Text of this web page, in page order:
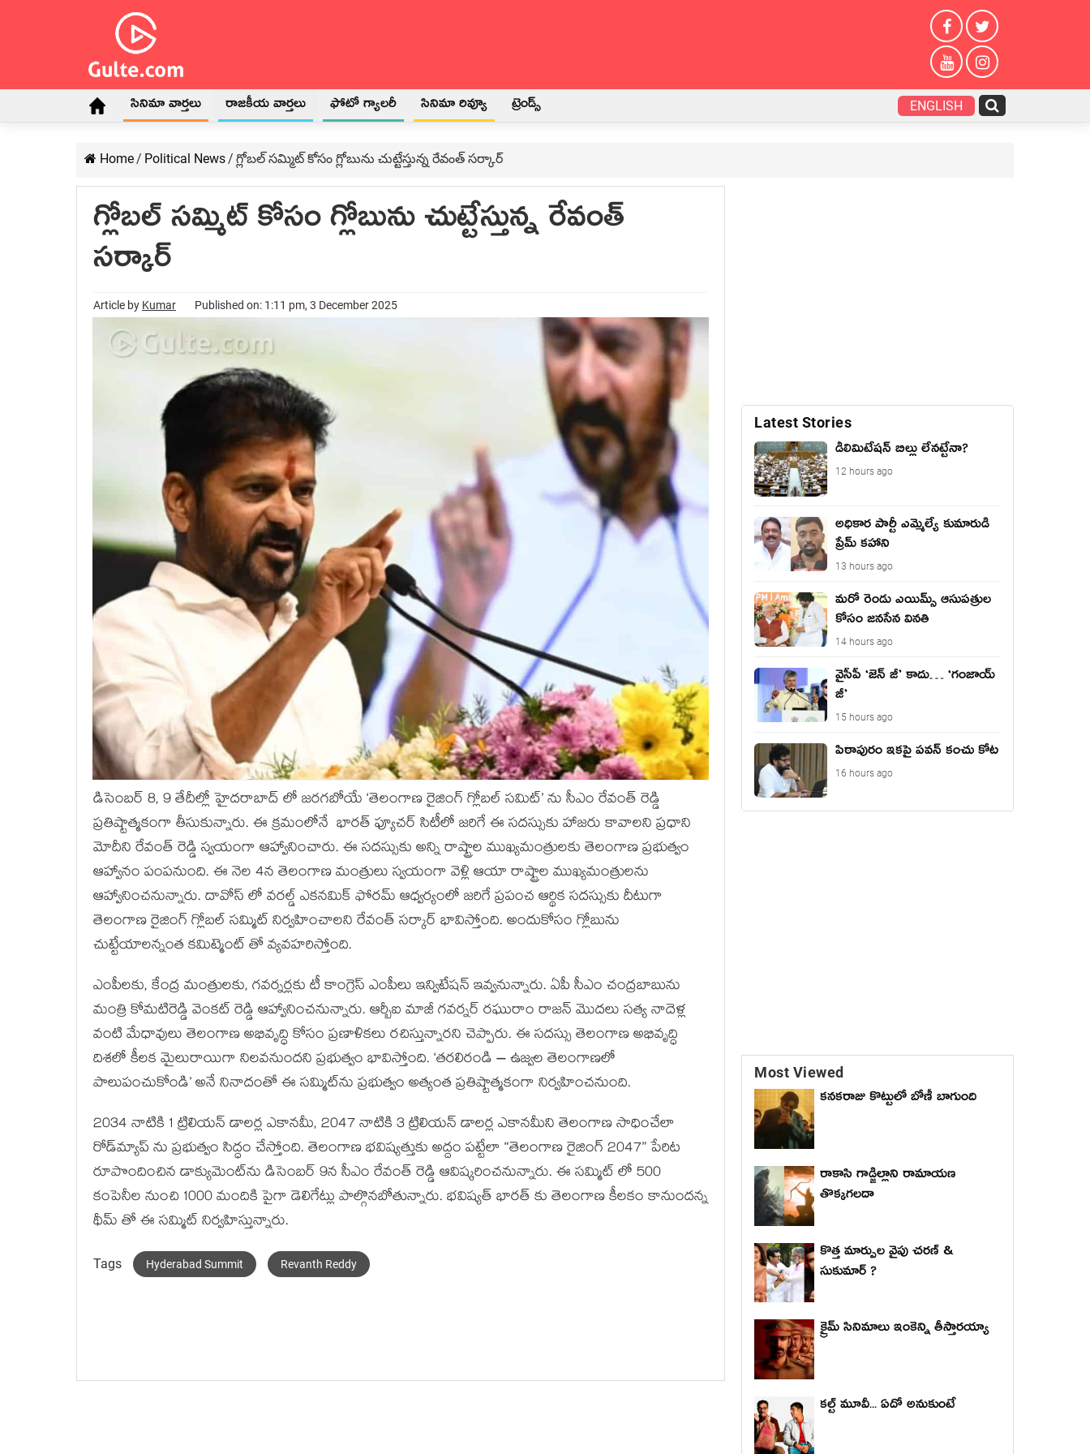
సినిమా వార్తలు రాజకీయ వార్తలు ఫోటో గ్యాలరీ సినిమా రివ్యూ ట్రెండ్స్ ENGLISH
Home/ Political News/ గ్లోబల్ సమ్మిట్ కోసం గ్లోబును చుట్టేస్తున్న రేవంత్ సర్కార్
గ్లోబల్ సమ్మిట్ కోసం గ్లోబును చుట్టేస్తున్న రేవంత్
సర్కార్
Article by Kumar Published on: 1:11 pm, 3 December 2025
డిసెంబర్ 8, 9 తేదీల్లో హైదరాబాద్ లో జరగబోయే ‘తెలంగాణ రైజింగ్ గ్లోబల్ సమిట్’ ను సీఎం రేవంత్ రెడ్డి
ప్రతిష్టాత్మకంగా తీసుకున్నారు. ఈ క్రమంలోనే భారత్ ఫ్యూచర్ సిటీలో జరిగే ఈ సదస్సుకు హాజరు కావాలని ప్రధాని
మోదీని రేవంత్ రెడ్డి స్వయంగా ఆహ్వానించారు. ఈ సదస్సుకు అన్ని రాష్ట్రాల ముఖ్యమంత్రులకు తెలంగాణ ప్రభుత్వం
ఆహ్వానం పంపనుంది. ఈ నెల 4న తెలంగాణ మంత్రులు స్వయంగా వెళ్లి ఆయా రాష్ట్రాల ముఖ్యమంత్రులను
ఆహ్వానించనున్నారు. దావోస్‌ లో వరల్డ్‌ ఎకనమిక్‌ ఫోరమ్‌ ఆధ్వర్యంలో జరిగే ప్రపంచ ఆర్థిక సదస్సుకు దీటుగా
తెలంగాణ రైజింగ్ గ్లోబల్ సమ్మిట్ నిర్వహించాలని రేవంత్ సర్కార్ భావిస్తోంది. అందుకోసం గ్లోబును
చుట్టేయాలన్నంత కమిట్మెంట్ తో వ్యవహరిస్తోంది.
ఎంపీలకు, కేంద్ర మంత్రులకు, గవర్నర్లకు టీ కాంగ్రెస్ ఎంపీలు ఇన్విటేషన్ ఇవ్వనున్నారు. ఏపీ సీఎం చంద్రబాబును
మంత్రి కోమటిరెడ్డి వెంకట్ రెడ్డి ఆహ్వానించనున్నారు. ఆర్బీఐ మాజీ గవర్నర్ రఘురాం రాజన్ మొదలు సత్య నాదెళ్ల
వంటి మేధావులు తెలంగాణ అభివృద్ధి కోసం ప్రణాళికలు రచిస్తున్నారని చెప్పారు. ఈ సదస్సు తెలంగాణ అభివృద్ధి
దిశలో కీలక మైలురాయిగా నిలవనుందని ప్రభుత్వం భావిస్తోంది. ‘తరలిరండి – ఉజ్వల తెలంగాణలో
పాలుపంచుకోండి’ అనే నినాదంతో ఈ సమ్మిట్‌ను ప్రభుత్వం అత్యంత ప్రతిష్టాత్మకంగా నిర్వహించనుంది.
2034 నాటికి 1 ట్రిలియన్ డాలర్ల ఎకానమీ, 2047 నాటికి 3 ట్రిలియన్ డాలర్ల ఎకానమీని తెలంగాణ సాధించేలా
రోడ్‌మ్యాప్ ను ప్రభుత్వం సిద్ధం చేస్తోంది. తెలంగాణ భవిష్యత్తుకు అద్దం పట్టేలా “తెలంగాణ రైజింగ్ 2047” పేరిట
రూపొందించిన డాక్యుమెంట్‌ను డిసెంబర్ 9న సీఎం రేవంత్ రెడ్డి ఆవిష్కరించనున్నారు. ఈ సమ్మిట్ లో 500
కంపెనీల నుంచి 1000 మందికి పైగా డెలిగేట్లు పాల్గొనబోతున్నారు. భవిష్యత్ భారత్ కు తెలంగాణ కీలకం కానుందన్న
థీమ్ తో ఈ సమ్మిట్ నిర్వహిస్తున్నారు.
Tags Hyderabad Summit Revanth Reddy
Latest Stories
డీలిమిటేషన్ బిల్లు లేన‌ట్టేనా?
12 hours ago
అధికార పార్టీ ఎమ్మెల్యే కుమారుడి
ప్రేమ్ కహాని
13 hours ago
మరో రెండు ఎయిమ్స్ ఆసుపత్రుల
కోసం జనసేన వినతి
14 hours ago
వైసీపీ ‘జెన్ జీ’ కాదు… ‘గంజాయ్
జీ’
15 hours ago
పిఠాపురం ఇకపై పవన్ కంచు కోట
16 hours ago
Most Viewed
కనకరాజు కొట్టులో బోణీ బాగుంది
రాకాసి గాడ్జిల్లాని రామాయణ
తొక్కగలదా
కొత్త మార్పుల వైపు చరణ్ &
సుకుమార్ ?
క్రైమ్ సినిమాలు ఇంకెన్ని తీస్తారయ్యా
కల్ట్ మూవీ... ఏదో అనుకుంటే